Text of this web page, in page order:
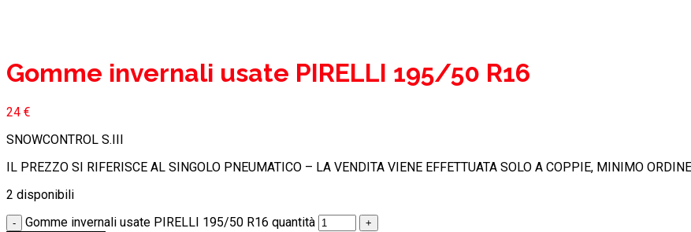
Gomme invernali usate PIRELLI 195/50 R16
24 €
SNOWCONTROL S.III
IL PREZZO SI RIFERISCE AL SINGOLO PNEUMATICO – LA VENDITA VIENE EFFETTUATA SOLO A COPPIE, MINIMO
2 disponibili
Gomme invernali usate PIRELLI 195/50 R16 quantità